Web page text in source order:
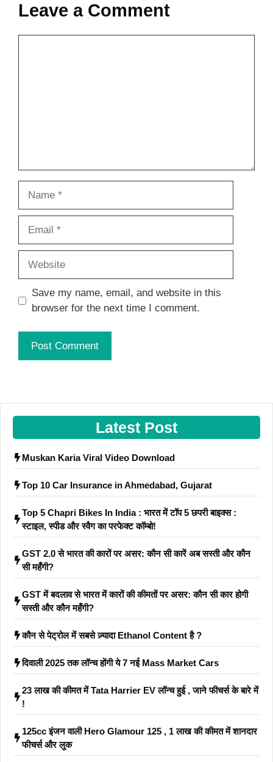
Leave a Comment
Save my name, email, and website in this
browser for the next time I comment.
Latest Post
Muskan Karia Viral Video Download
Top 10 Car Insurance in Ahmedabad, Gujarat
Top 5 Chapri Bikes In India : भारत में टॉप 5 छपरी बाइक्स :
स्टाइल, स्पीड और स्वैग का परफेक्ट कॉम्बो!
GST 2.0 से भारत की कारों पर असर: कौन सी कारें अब सस्ती और कौन
सी महँगी?
GST में बदलाव से भारत में कारों की कीमतों पर असर: कौन सी कार होगी
सस्ती और कौन महँगी?
कौन से पेट्रोल में सबसे ज़्यादा Ethanol Content है ?
दिवाली 2025 तक लॉन्च होंगी ये 7 नई Mass Market Cars
23 लाख की कीमत में Tata Harrier EV लॉन्च हुई , जाने फीचर्स के बारे में
!
125cc इंजन वाली Hero Glamour 125 , 1 लाख की कीमत में शानदार
फीचर्स और लुक